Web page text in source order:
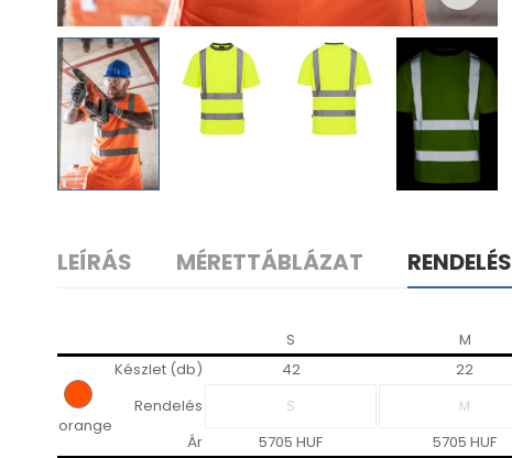
LEÍRÁS MÉRETTÁBLÁZAT RENDELÉS
S M
orange
Készlet (db) 42 22
Rendelés
Ár
5705 HUF 5705 HUF